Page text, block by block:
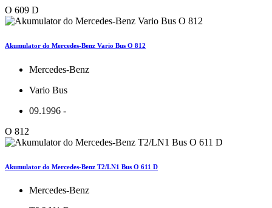
O 609 D
Akumulator do Mercedes-Benz Vario Bus O 812
Mercedes-Benz
Vario Bus
09.1996 -
O 812
Akumulator do Mercedes-Benz T2/LN1 Bus O 611 D
Mercedes-Benz